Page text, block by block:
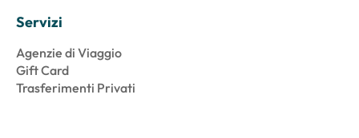
Servizi
Agenzie di Viaggio
Gift Card
Trasferimenti Privati